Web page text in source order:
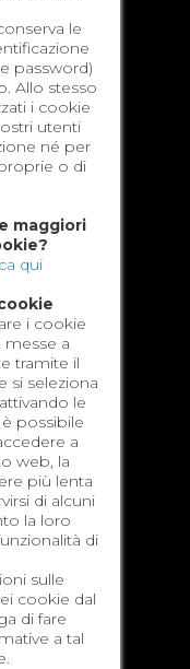
le
password)
Allo stesso
i cookie
utenti
né per
o di
maggiori
qui
i cookie
messe a
tramite il
si seleziona
le
possibile
a
web, la
più lenta
di alcuni
la loro
di
sulle
cookie dal
di fare
a tal